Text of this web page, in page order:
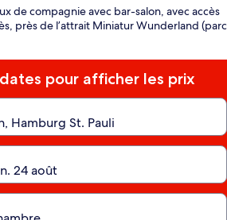
de compagnie avec bar-salon, avec accès
près de l’attrait Miniatur Wunderland (parc
pour afficher les prix